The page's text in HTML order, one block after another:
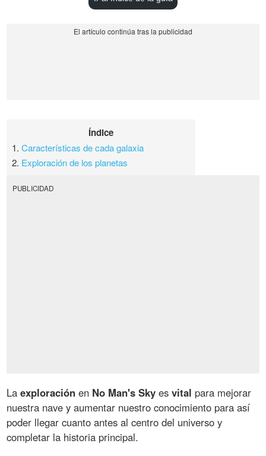
Índice
1.Características de cada galaxia
2. Exploración de los planetas
PUBLICIDAD
Laexploración en No Man's Sky esvital para mejorar
nuestra nave y aumentar nuestro conocimiento para así
poder llegar cuanto antes al centro del universo y
completar la historia principal.